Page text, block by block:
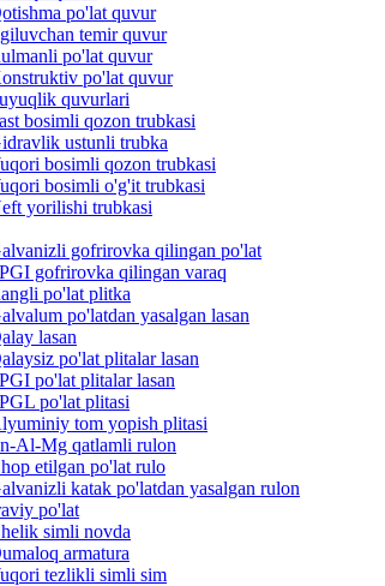
po'lat quvur
temir quvur
po'lat quvur
po'lat quvur
quvurlari
bosimli qozon trubkasi
ustunli trubka
bosimli qozon trubkasi
bosimli o'g'it trubkasi
yorilishi trubkasi
gofrirovka qilingan po'lat
gofrirovka qilingan varaq
po'lat plitka
po'latdan yasalgan lasan
lasan
po'lat plitalar lasan
po'lat plitalar lasan
po'lat plitasi
tom yopish plitasi
Al-Mg qatlamli rulon
etilgan po'lat rulo
katak po'latdan yasalgan rulon
po'lat
simli novda
armatura
tezlikli simli sim